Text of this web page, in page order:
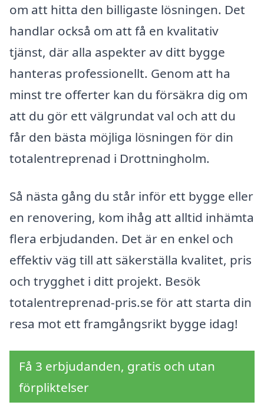
om att hitta den billigaste lösningen. Det
handlar också om att få en kvalitativ
tjänst, där alla aspekter av ditt bygge
hanteras professionellt. Genom att ha
minst tre offerter kan du försäkra dig om
att du gör ett välgrundat val och att du
får den bästa möjliga lösningen för din
totalentreprenad i Drottningholm.
Så nästa gång du står inför ett bygge eller
en renovering, kom ihåg att alltid inhämta
flera erbjudanden. Det är en enkel och
effektiv väg till att säkerställa kvalitet, pris
och trygghet i ditt projekt. Besök
totalentreprenad-pris.se för att starta din
resa mot ett framgångsrikt bygge idag!
Få 3 erbjudanden, gratis och utan
förpliktelser